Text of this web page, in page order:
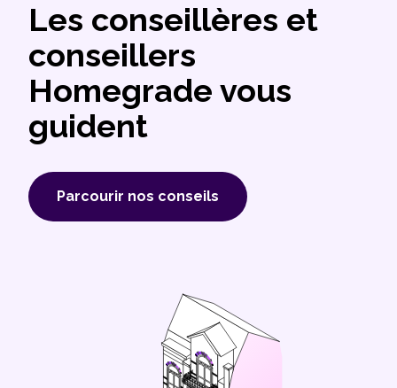
Les conseillères et
conseillers
Homegrade vous
guident
Parcourir nos conseils